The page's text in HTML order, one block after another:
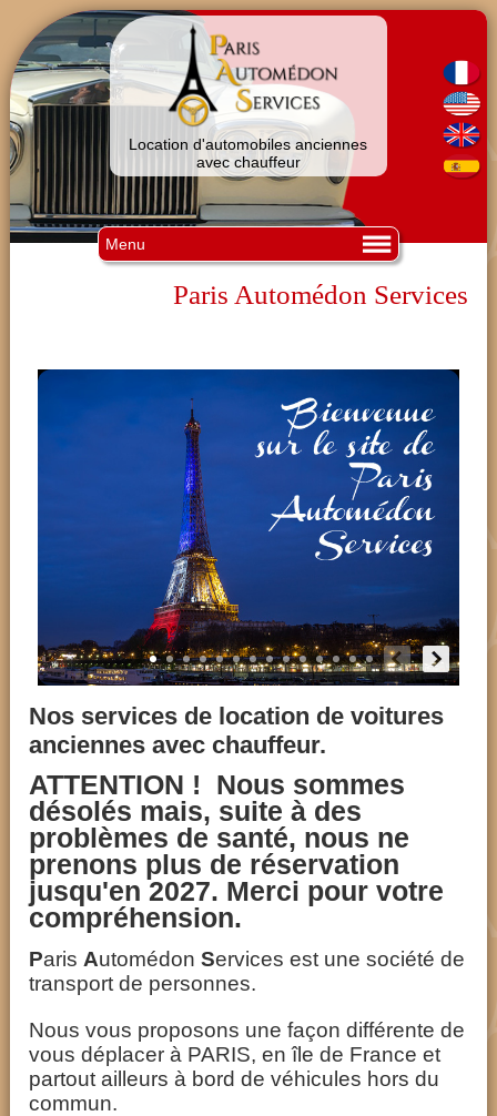
Location d'automobiles anciennes
avec chauffeur
Menu
Paris Automédon Services
Nos services de location de voitures
anciennes avec chauffeur.
ATTENTION ! Nous sommes
désolés mais, suite à des
problèmes de santé, nous ne
prenons plus de réservation
jusqu'en 2027. Merci pour votre
compréhension.
Paris Automédon Services est une société de
transport de personnes.
Nous vous proposons une façon différente de
vous déplacer à PARIS, en île de France et
partout ailleurs à bord de véhicules hors du
commun.